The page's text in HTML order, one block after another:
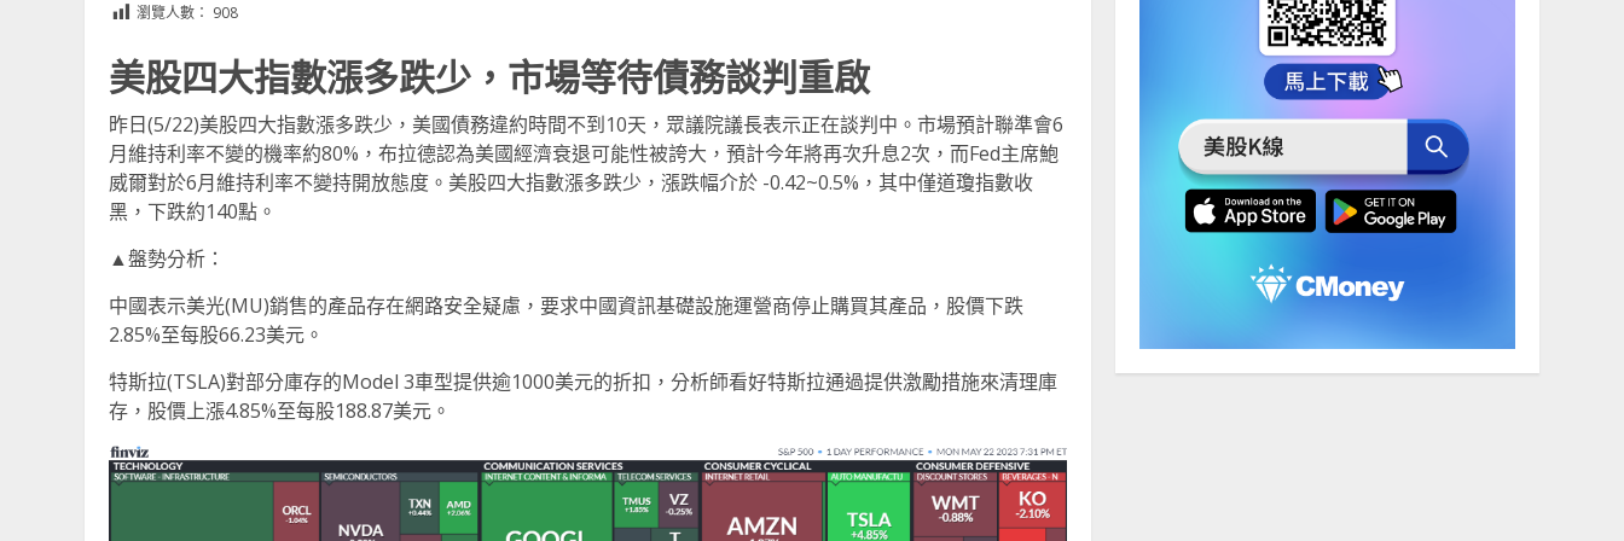
瀏覽人數： 908
美股四大指數漲多跌少，市場等待債務談判重啟
昨日(5/22)美股四大指數漲多跌少，美國債務違約時間不到10天，眾議院議長表示正在談判中。市場預計聯準會6
月維持利率不變的機率約80%，布拉德認為美國經濟衰退可能性被誇大，預計今年將再次升息2次，而Fed主席鮑
威爾對於6月維持利率不變持開放態度。美股四大指數漲多跌少，漲跌幅介於 -0.42~0.5%，其中僅道瓊指數收
黑，下跌約140點。
▲盤勢分析：
中國表示美光(MU)銷售的產品存在網路安全疑慮，要求中國資訊基礎設施運營商停止購買其產品，股價下跌
2.85%至每股66.23美元。
特斯拉(TSLA)對部分庫存的Model 3車型提供逾1000美元的折扣，分析師看好特斯拉通過提供激勵措施來清理庫
存，股價上漲4.85%至每股188.87美元。